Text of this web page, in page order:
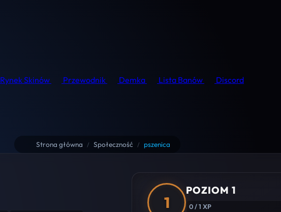
Rynek Skinów Przewodnik Demka Lista Banów
Discord
Strona główna / Społeczność / pszenica
1
POZIOM 1
0 / 1 XP